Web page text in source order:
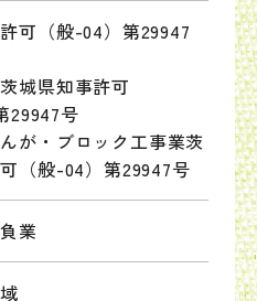
可（般-04）第29947
城県知事許可
29947号
が・ブロック工事業茨
（般-04）第29947号
業